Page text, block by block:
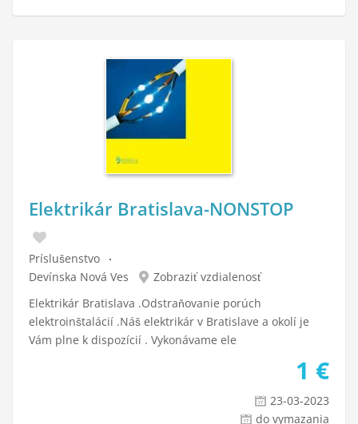
Elektrikár Bratislava-NONSTOP
Príslušenstvo
Devínska Nová Ves
Zobraziť vzdialenosť
Elektrikár Bratislava .Odstraňovanie porúch
elektroinštalácií .Náš elektrikár v Bratislave a okolí je
Vám plne k dispozícií . Vykonávame ele
1 €
23-03-2023
do vymazania